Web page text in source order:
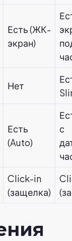
Есть (ЖК-
экран)
Нет
Есть
(Auto)
с
Click-in
(защелка)